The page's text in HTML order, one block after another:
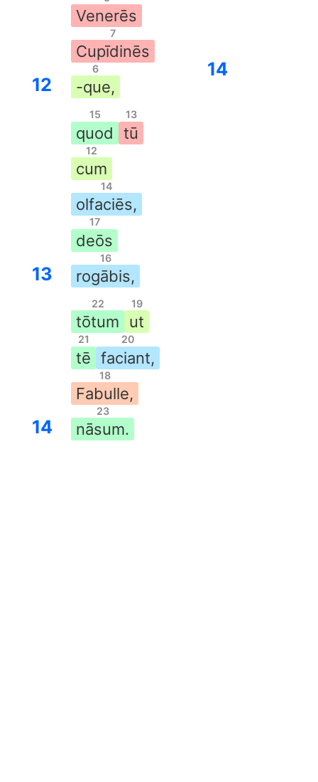
12
Venerēs
7
Cupīdinēs
6
-que,
13
15
quod
13
tū
12
cum
14
olfaciēs,
17
deōs
16
rogābis,
14
22
tōtum
19
ut
21
tē
20
faciant,
18
Fabulle,
23
nāsum.
14